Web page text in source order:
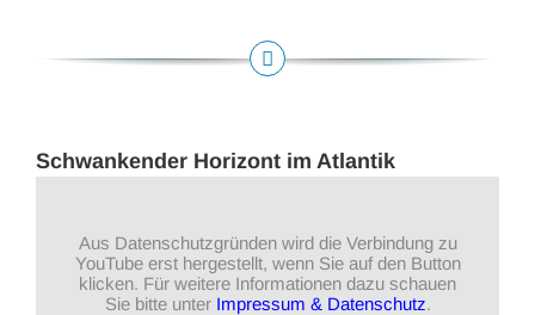
Schwankender Horizont im Atlantik
Aus Datenschutzgründen wird die Verbindung zu
YouTube erst hergestellt, wenn Sie auf den Button
klicken. Für weitere Informationen dazu schauen
Sie bitte unter Impressum & Datenschutz.